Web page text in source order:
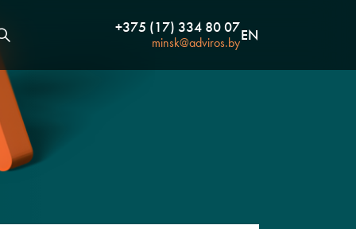
+375 (17) 334 80 07
minsk@adviros.byEN